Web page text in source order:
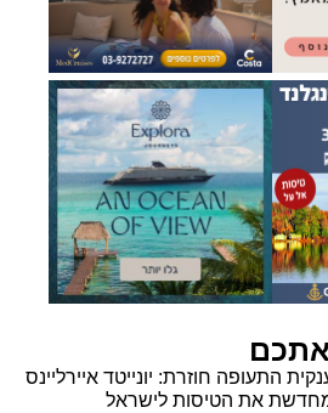
התעופה חוזרת: יונייטד איירליינס
את הטיסות לישראל